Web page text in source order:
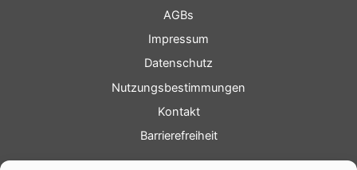
AGBs
Impressum
Datenschutz
Nutzungsbestimmungen
Kontakt
Barrierefreiheit